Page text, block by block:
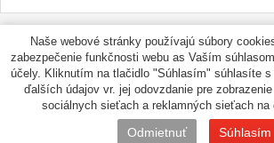
PPL
©
Naše webové stránky používajú súbory
zabezpečenie funkčnosti webu as Vaším
účely. Kliknutím na tlačidlo "Súhlasím" súhlasíte
ďalších údajov vr. jej odovzdanie pre
sociálnych sieťach a reklamných sieťach na
Odmietnuť Súhlasím